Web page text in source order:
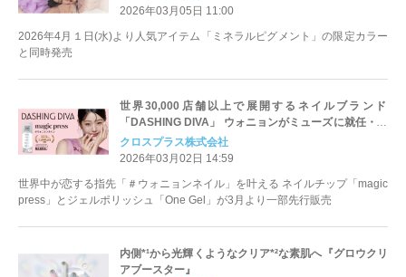
2026年03月05日 11:00
2026年4月１日(水)より人気アイテム「ミネラルピグメント」の限定カラー
と同時発売
世界30,000店舗以上で展開するネイルブランド
「DASHING DIVA」 ウォニョンがミューズに就任・キ
ービジュアルを初公開！
クロスプラス株式会社
2026年03月02日 14:59
世界中が恋する指先「＃ウォニョンネイル」を叶える ネイルチップ「magic
press」とジェルポリッシュ「One Gel」が3月より一部先行販売
内側*¹から光輝くようなクリア*²な素肌へ『グロウクリ
アブースター』